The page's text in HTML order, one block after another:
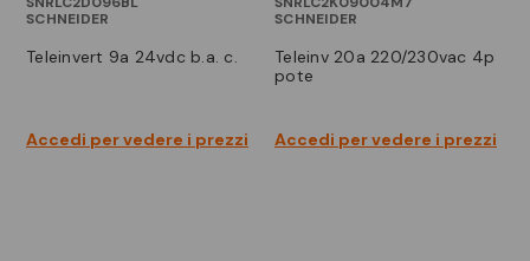
SCHNEIDER
teleinvert 9a 24vdc b.a. c.
Accedi per vedere i prezzi
SCHNEIDER
teleinv 20a 220/230vac 4p
pote
Accedi per vedere i prezzi